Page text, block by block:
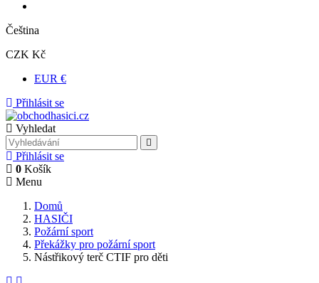
Čeština
CZK Kč
EUR €
Přihlásit se
Vyhledat
Přihlásit se
0 Košík
Menu
Domů
HASIČI
Požární sport
Překážky pro požární sport
Nástřikový terč CTIF pro děti